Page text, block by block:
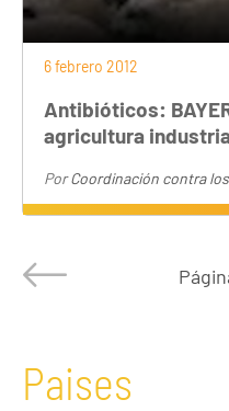
6 febrero 2012
Antibióticos:
agricultura
PorCoordinación contra
Paises